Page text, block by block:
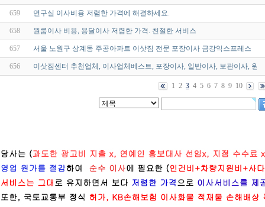
659 연구실 이사비용 저렴한 가격에 해결하세요.
658 원룸이사 비용, 용달이사 저렴한 가격. 친절한 서비스
657 서울 노원구 상계동 주공아파트 이삿짐 전문 포장이사 금강익스프레스
656 이삿짐센터 추천업체, 이사업체베스트, 포장이사, 일반이사, 보관이사, 원
1 2 3 4 5 6 7 8 9 10